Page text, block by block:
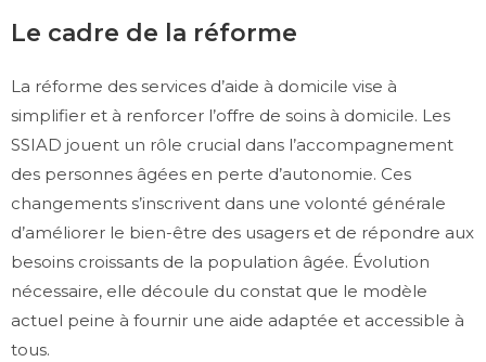
Le cadre de la réforme
La réforme des services d’aide à domicile vise à
simplifier et à renforcer l’offre de soins à domicile. Les
SSIAD jouent un rôle crucial dans l’accompagnement
des personnes âgées en perte d’autonomie. Ces
changements s’inscrivent dans une volonté générale
d’améliorer le bien-être des usagers et de répondre aux
besoins croissants de la population âgée. Évolution
nécessaire, elle découle du constat que le modèle
actuel peine à fournir une aide adaptée et accessible à
tous.